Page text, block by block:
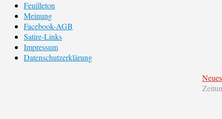
Feuilleton
Meinung
Facebook-AGB
Satire-Links
Impressum
Datenschutzerklärung